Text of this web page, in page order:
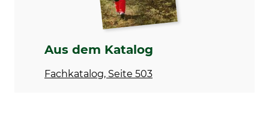
Aus dem Katalog
Fachkatalog, Seite 503